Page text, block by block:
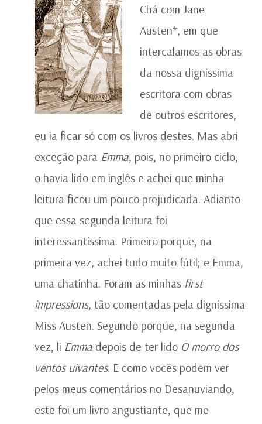
Chá com Jane
Austen*, em que
intercalamos as obras
da nossa digníssima
escritora com obras
de outros escritores,
eu ia ficar só com os livros destes. Mas abri
exceção para Emma, pois, no primeiro ciclo,
o havia lido em inglês e achei que minha
leitura ficou um pouco prejudicada. Adianto
que essa segunda leitura foi
interessantíssima. Primeiro porque, na
primeira vez, achei tudo muito fútil; e Emma,
uma chatinha. Foram as minhas first
impressions, tão comentadas pela digníssima
Miss Austen. Segundo porque, na segunda
vez, li Emma depois de ter lido O morro dos
ventos uivantes. E como vocês podem ver
pelos meus comentários no Desanuviando,
este foi um livro angustiante, que me